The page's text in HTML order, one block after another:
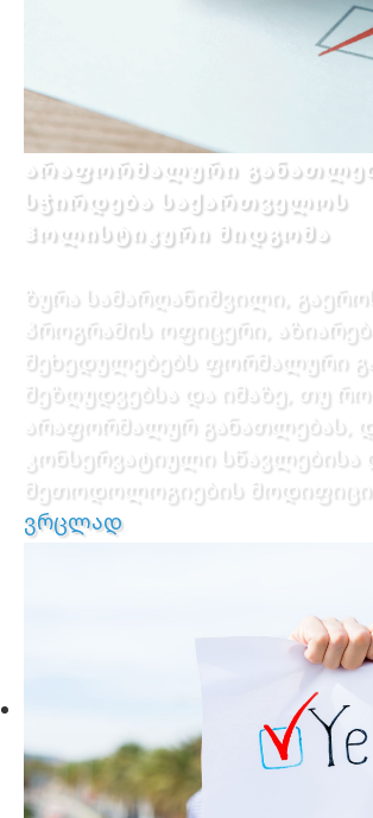
არაფორმალური
სჭირდება საქართველოს
ჰოლისტიკური მიდგომა
ზურა სამარღანიშვილი,
პროგრამის ოფიცერი,
შეხედულებებს ფორმალური
შეზღუდვებსა და იმაზე, თუ
არაფორმალურ განათლებას,
კონსერვატიული სწავლებისა
მეთოდოლოგიების
ვრცლად